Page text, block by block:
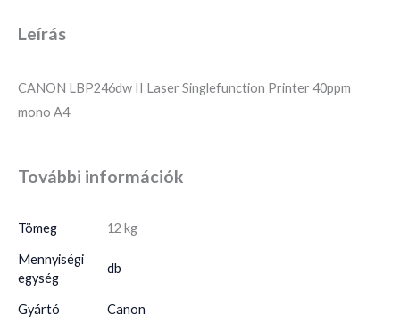
Leírás
CANON LBP246dw II Laser Singlefunction Printer 40ppm
mono A4
További információk
Tömeg 12 kg
Mennyiségi
egység
db
Gyártó Canon